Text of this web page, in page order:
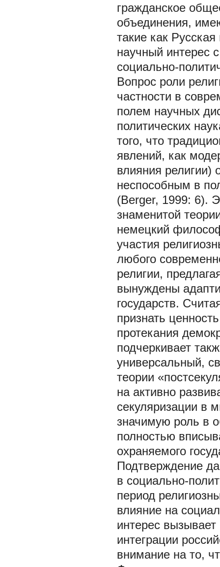
гражданское
объединения,
такие как
научный интерес
социально-
Вопрос роли
частности в
полем научных
политических
того, что
явлений, как
влияния
неспособным в
(Berger, 1999: 6).
знаменитой
немецкий
участия
любого
религии,
вынуждены
государств.
признать
протекания
подчеркивает
универсальный,
теории
на активно
секуляризации в
значимую роль в
полностью
охраняемого
Подтверждение
в социально-
период
влияние на
интерес
интеграции
внимание на то,